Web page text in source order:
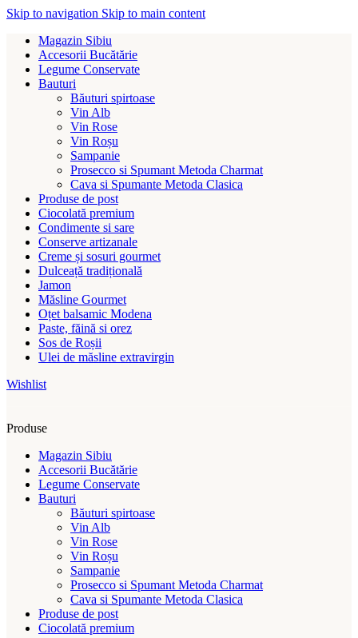
Skip to navigation Skip to main content
Magazin Sibiu
Accesorii Bucătărie
Legume Conservate
Bauturi
Băuturi spirtoase
Vin Alb
Vin Rose
Vin Roșu
Sampanie
Prosecco si Spumant Metoda Charmat
Cava si Spumante Metoda Clasica
Produse de post
Ciocolată premium
Condimente si sare
Conserve artizanale
Creme și sosuri gourmet
Dulceață tradițională
Jamon
Măsline Gourmet
Oțet balsamic Modena
Paste, făină si orez
Sos de Roșii
Ulei de măsline extravirgin
Wishlist
Produse
Magazin Sibiu
Accesorii Bucătărie
Legume Conservate
Bauturi
Băuturi spirtoase
Vin Alb
Vin Rose
Vin Roșu
Sampanie
Prosecco si Spumant Metoda Charmat
Cava si Spumante Metoda Clasica
Produse de post
Ciocolată premium